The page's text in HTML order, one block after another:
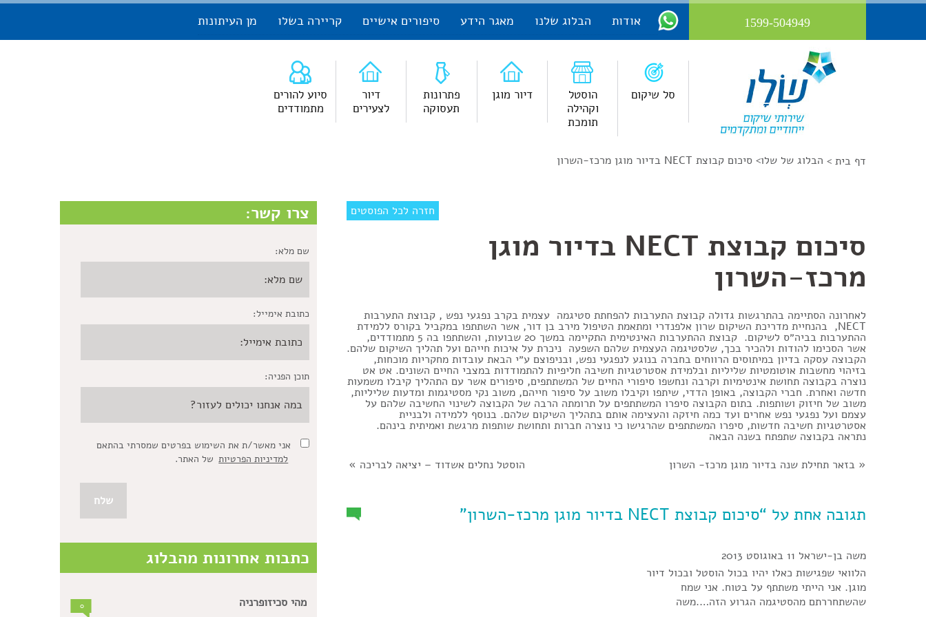
1599-504949 אודות הבלוג שלנו מאגר הידע סיפורים אישיים קריירה בשלו מן העיתונות
סל שיקום
הוסטל
וקהילה
תומכת
דיור מוגן
פתרונות
תעסוקה
דיור
לצעירים
סיוע להורים
מתמודדים
דף בית > הבלוג של שלו> סיכום קבוצת NECT בדיור מוגן מרכז-השרון
חזרה לכל הפוסטים
סיכום קבוצת NECT בדיור מוגן
מרכז-השרון
לאחרונה הסתיימה בהתרגשות גדולה קבוצת התערבות להפחתת סטיגמה עצמית בקרב נפגעי נפש , קבוצת התערבות
NECT, בהנחיית מדריכת השיקום שרון אלפנדרי ומתאמת הטיפול מירב בן דור, אשר השתתפו במקביל בקורס ללמידת
ההתערבות בביה״ס לשיקום. קבוצת ההתערבות האינטימית התקיימה במשך 20 שבועות, והשתתפו בה 5 מתמודדים,
אשר הסכימו להודות ולהכיר בכך, שלסטיגמה העצמית שלהם השפעה ניכרת על איכות חייהם ועל תהליך השיקום שלהם.
הקבוצה עסקה בדיון במיתוסים הרווחים בחברה בנוגע לנפגעי נפש, ובניפוצם ע״י הבאת עובדות מחקריות מוכחות,
בזיהוי מחשבות אוטומטיות שליליות ובלמידת אסטרטגיות חשיבה חליפיות להתמודדות במצבי החיים השונים. אט אט
נוצרה בקבוצה תחושת אינטימיות וקרבה ונחשפו סיפורי החיים של המשתתפים, סיפורים אשר עם התהליך קיבלו משמעות
חדשה ואחרת. חברי הקבוצה, באופן הדדי, שיתפו וקיבלו משוב על סיפור חייהם, משוב נקי מסטיגמות ומדעות שליליות,
משוב של חיזוק ושותפות. בתום הקבוצה סיפרו המשתתפים על תרומתה הרבה של הקבוצה לשינוי החשיבה שלהם על
עצמם ועל נפגעי נפש אחרים ועד כמה חיזקה והעצימה אותם בתהליך השיקום שלהם. בנוסף ללמידה ולבניית
אסטרטגיות חשיבה חדשות, סיפרו המשתתפים שהרגישו כי נוצרה חברות ותחושת שותפות מרגשת ואמיתית בינהם.
נתראה בקבוצה שתפתח בשנה הבאה
« בזאר תחילת שנה בדיור מוגן מרכז- השרון הוסטל נחלים אשדוד – יציאה לבריכה »
תגובה אחת על “סיכום קבוצת NECT בדיור מוגן מרכז-השרון”
משה בן-ישראל 11 באוגוסט 2013
הלוואי שפגישות כאלו יהיו בכול הוסטל ובכול דיור
מוגן. אני הייתי משתתף על בטוח. אני שמח
שהשתחררתם מהסטיגמה הגרוע הזה….משה
צרו קשר:
שם מלא:
כתובת אימייל:
תוכן הפניה:
אני מאשר/ת את השימוש בפרטים שמסרתי בהתאם
למדיניות הפרטיות
כתבות אחרונות מהבלוג
מהי סכיזופרניה 0